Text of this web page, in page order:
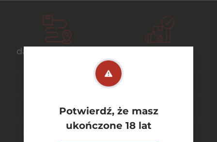
Potwierdź, że masz
ukończone 18 lat
darmowa dostawa
bezpieczne
płatności online
szeroki wybór
asortymentu